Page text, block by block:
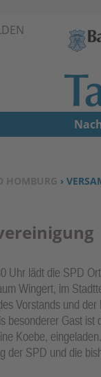
HOMBURG ›
Uhr lädt die SPD
Wingert, im
Vorstands und
besonderer Gast ist
Koebe,
der SPD und die